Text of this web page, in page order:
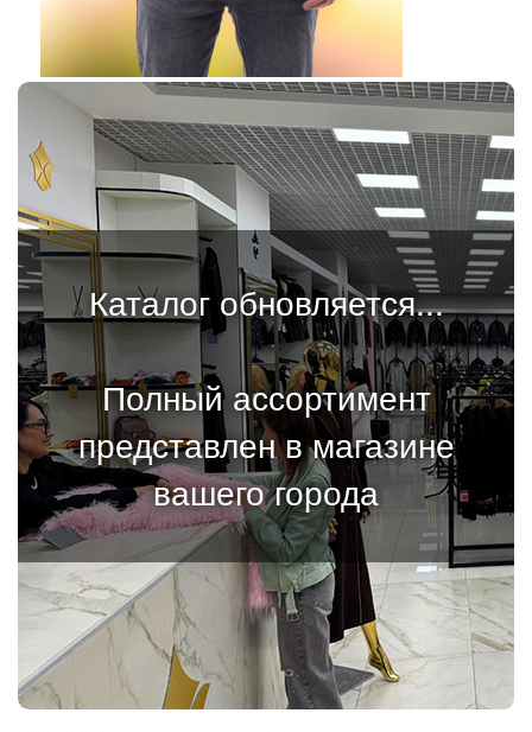
Каталог обновляется...
Полный ассортимент
представлен в магазине
вашего города